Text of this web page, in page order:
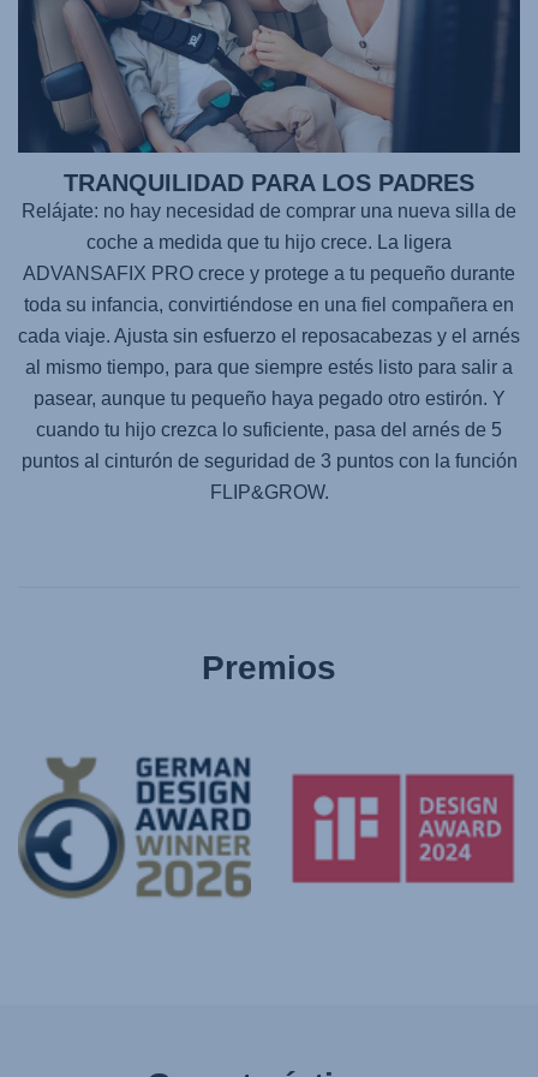
TRANQUILIDAD PARA LOS PADRES
Relájate: no hay necesidad de comprar una nueva silla de
coche a medida que tu hijo crece. La ligera
ADVANSAFIX PRO crece y protege a tu pequeño durante
toda su infancia, convirtiéndose en una fiel compañera en
cada viaje. Ajusta sin esfuerzo el reposacabezas y el arnés
al mismo tiempo, para que siempre estés listo para salir a
pasear, aunque tu pequeño haya pegado otro estirón. Y
cuando tu hijo crezca lo suficiente, pasa del arnés de 5
puntos al cinturón de seguridad de 3 puntos con la función
FLIP&GROW.
Premios